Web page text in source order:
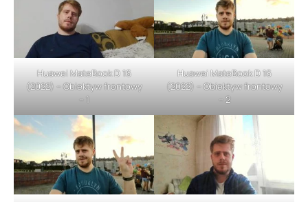
Huawei MateBook D 16
(2022) – Obiektyw frontowy
– 1
Huawei MateBook D 16
(2022) – Obiektyw frontowy
– 2